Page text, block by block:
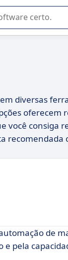
para sua
diversas
oferecem
você consiga
recomendada
de
pela